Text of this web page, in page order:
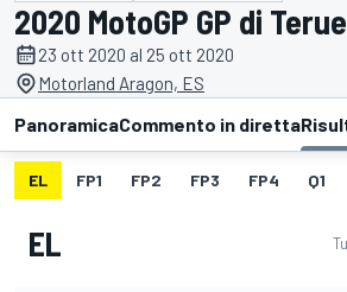
2020 MotoGP GP di
23 ott 2020 al 25 ott 2020
Motorland Aragon, ES
PanoramicaCommento in diretta
EL FP1 FP2 FP3 FP4 Q1
EL